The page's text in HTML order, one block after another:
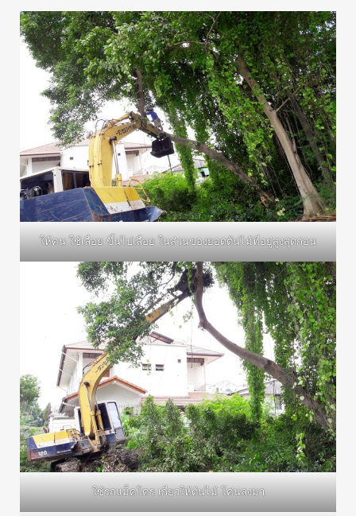
ให้คน ใช้เลื่อย ขึ้นไปเลื่อย ในส่วนของยอดต้นไม้ที่อยู่สูงสุดก่อน
ใช้รถแม็คโคร เกี่ยวให้ต้นไม้ โค่นลงมา